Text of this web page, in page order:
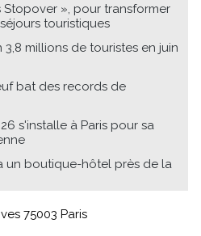
Stopover », pour transformer
touristiques
millions de touristes en juin
bat des records de
s'installe à Paris pour sa
un boutique-hôtel près de la
75003 Paris